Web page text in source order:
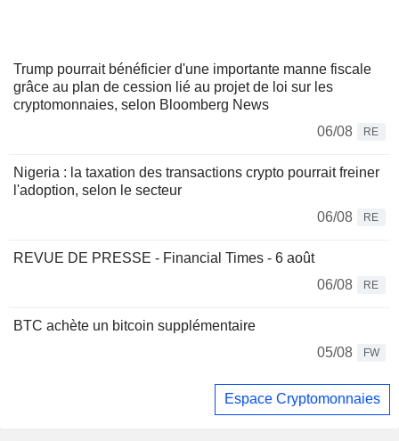
Trump pourrait bénéficier d'une importante manne fiscale
grâce au plan de cession lié au projet de loi sur les
cryptomonnaies, selon Bloomberg News
06/08
RE
Nigeria : la taxation des transactions crypto pourrait freiner
l'adoption, selon le secteur
06/08
RE
REVUE DE PRESSE - Financial Times - 6 août
06/08
RE
BTC achète un bitcoin supplémentaire
05/08
FW
Espace Cryptomonnaies